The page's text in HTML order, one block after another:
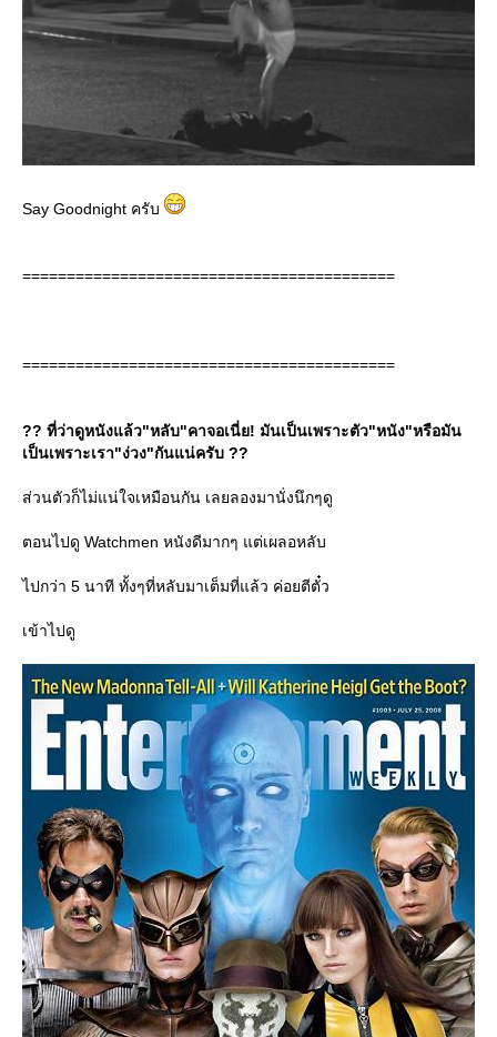
Say Goodnight ครับ
==========================================
==========================================
?? ที่ว่าดูหนังแล้ว"หลับ"คาจอเนี่ย! มันเป็นเพราะตัว"หนัง"หรือมัน
เป็นเพราะเรา"ง่วง"กันแน่ครับ ??
ส่วนตัวก็ไม่แน่ใจเหมือนกัน เลยลองมานั่งนึกๆดู
ตอนไปดู Watchmen หนังดีมากๆ แต่เผลอหลับ
ไปกว่า 5 นาที ทั้งๆที่หลับมาเต็มที่แล้ว ค่อยตีตั๋ว
เข้าไปดู